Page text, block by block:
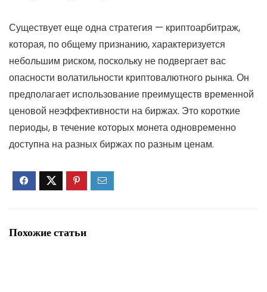
Существует еще одна стратегия — криптоарбитраж,
которая, по общему признанию, характеризуется
небольшим риском, поскольку не подвергает вас
опасности волатильности криптовалютного рынка. Он
предполагает использование преимуществ временной
ценовой неэффективности на биржах. Это короткие
периоды, в течение которых монета одновременно
доступна на разных биржах по разным ценам.
Похожие статьи